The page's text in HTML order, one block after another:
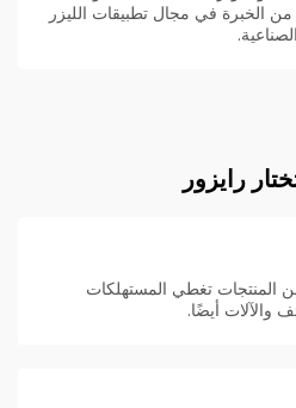
أكثر من 20 عامًا من الخبرة في مجال تطبيقات الليزر
الصناعية.
رايزور
المنتجات تغطي المستهلكات
والآلات أيضًا.